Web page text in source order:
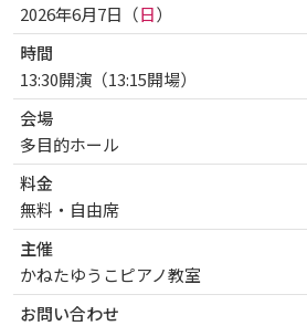
2026年6月7日（日
曜日
）
時間
13:30開演（13:15開場）
会場
多目的ホール
料金
無料・自由席
主催
かねたゆうこピアノ教室
お問い合わせ